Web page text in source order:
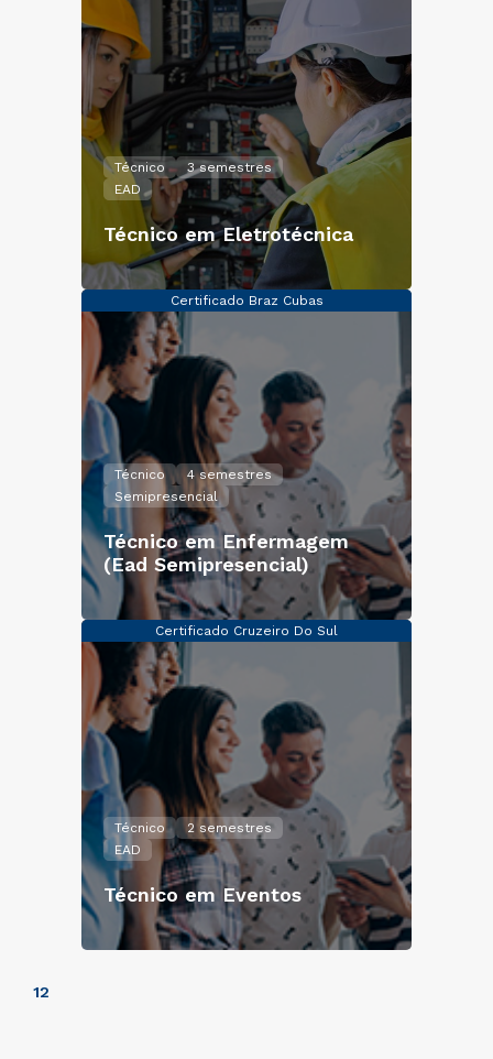
Técnico
3 semestres
EAD
Técnico em Eletrotécnica
Certificado Braz Cubas
Técnico
4 semestres
Semipresencial
Técnico em Enfermagem
(Ead Semipresencial)
Certificado Cruzeiro Do Sul
Técnico
2 semestres
EAD
Técnico em Eventos
12